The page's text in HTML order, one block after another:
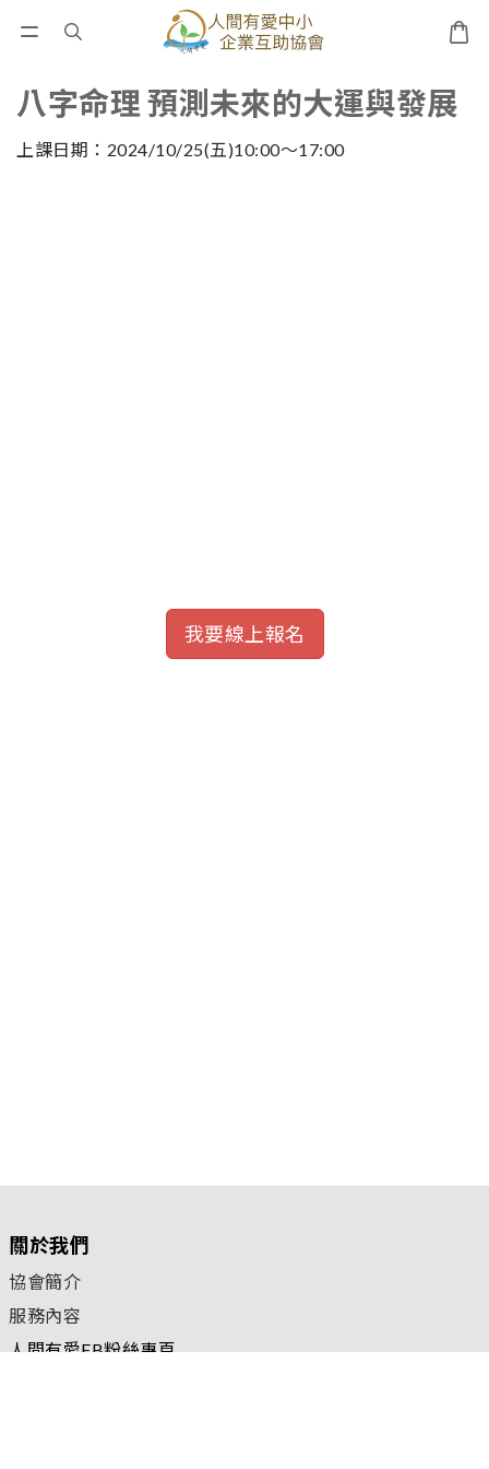
八字命理 預測未來的大運與發展
上課日期：2024/10/25(五)10:00～17:00
我要線上報名
關於我們
協會簡介
服務內容
人間有愛FB粉絲專頁